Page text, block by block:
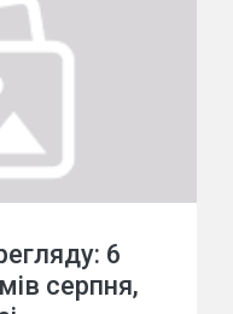
6
серпня,